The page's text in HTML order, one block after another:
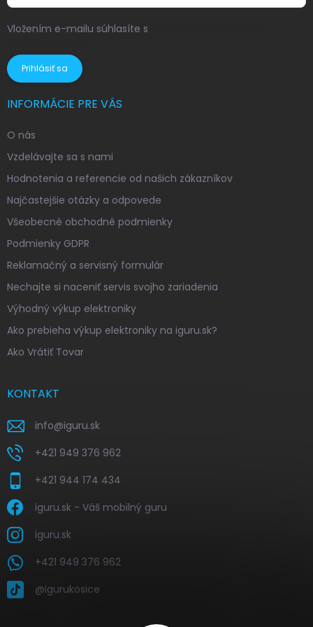
Vložením e-mailu súhlasíte s
Prihlásiť sa
INFORMÁCIE PRE VÁS
O nás
Vzdelávajte sa s nami
Hodnotenia a referencie od našich zákazníkov
Najčastejšie otázky a odpovede
Všeobecné obchodné podmienky
Podmienky GDPR
Reklamačný a servisný formulár
Nechajte si naceniť servis svojho zariadenia
Výhodný výkup elektroniky
Ako prebieha výkup elektroniky na iguru.sk?
Ako Vrátiť Tovar
KONTAKT
info@iguru.sk
+421 949 376 962
+421 944 174 434
iguru.sk - Váš mobilný guru
iguru.sk
+421 949 376 962
@igurukosice